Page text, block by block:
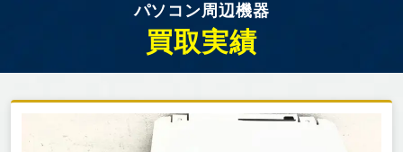
パソコン周辺機器
買取実績